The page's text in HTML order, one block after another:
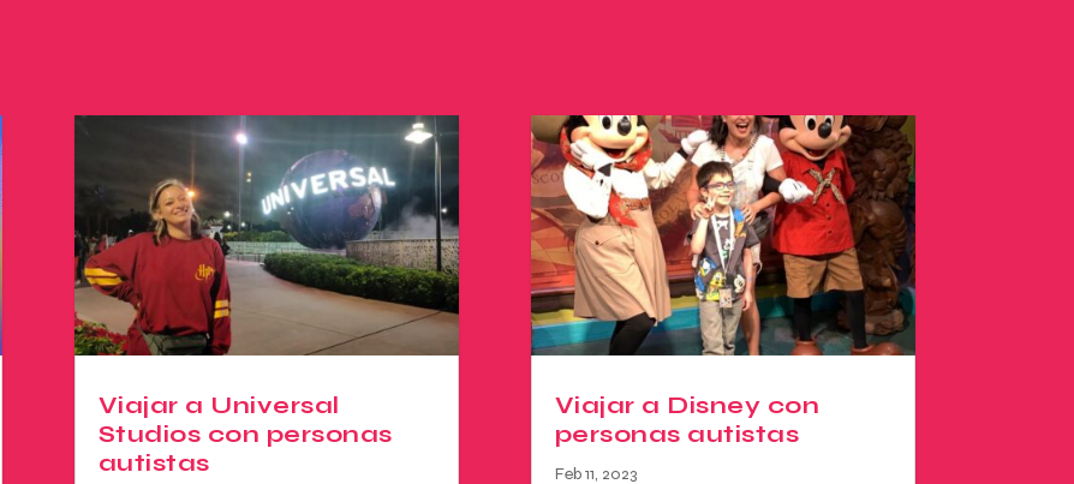
Viajar a Universal
Studios con personas
autistas
Viajar a Disney con
personas autistas
Feb 11, 2023